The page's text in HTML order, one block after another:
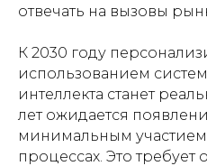
отвечать на вызовы
К 2030 году
использованием
интеллекта станет
лет ожидается
минимальным
процессах. Это требует